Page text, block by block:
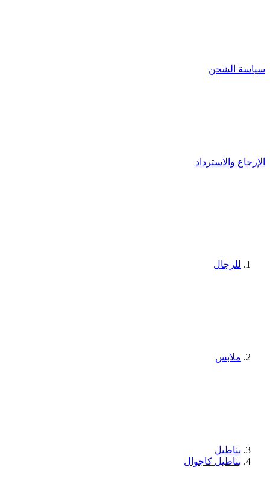
سياسة الشحن
الإرجاع والاسترداد
للرجال
ملابس
بناطيل
بناطيل كاجوال